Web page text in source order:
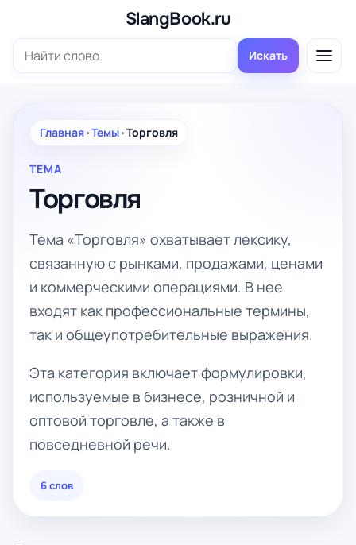
содержимому
SlangBook.ru
Поиск: Искать
Главная•Темы•Торговля
ТЕМА
Торговля
Тема «Торговля» охватывает лексику,
связанную с рынками, продажами, ценами
и коммерческими операциями. В нее
входят как профессиональные термины,
так и общеупотребительные выражения.
Эта категория включает формулировки,
используемые в бизнесе, розничной и
оптовой торговле, а также в
повседневной речи.
6 слов